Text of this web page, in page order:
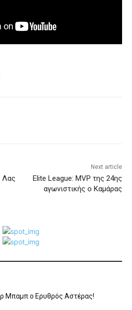
Λας
Next article
Elite League: MVP της 24ης
αγωνιστικής ο Καμάρας
Μπαμπ ο Ερυθρός Αστέρας!